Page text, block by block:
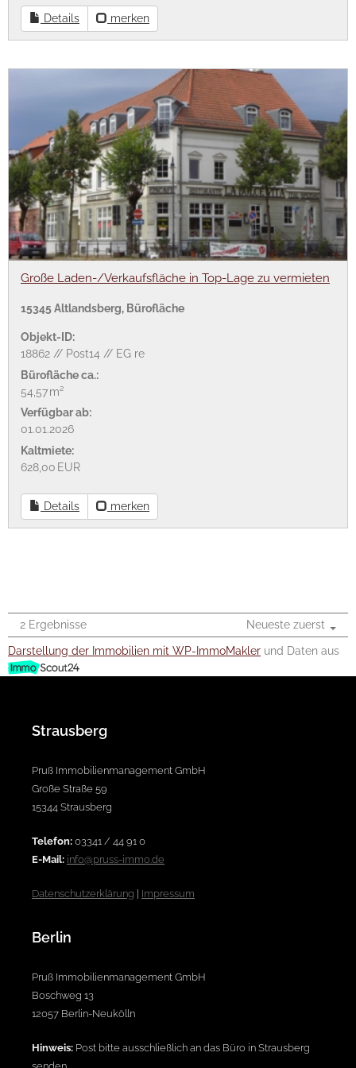
Details merken
Große Laden-/Verkaufsfläche in Top-Lage zu vermieten
15345 Altlandsberg, Bürofläche
Objekt-ID:
18862 // Post14 // EG re
Bürofläche ca.:
54,57 m²
Verfügbar ab:
01.01.2026
Kaltmiete:
628,00 EUR
Details merken
2 Ergebnisse Neueste zuerst
Darstellung der Immobilien mit WP-ImmoMakler und Daten aus
Strausberg
Pruß Immobilienmanagement GmbH
Große Straße 59
15344 Strausberg
Telefon: 03341 / 44 91 0
E-Mail: info@pruss-immo.de
Datenschutzerklärung Impressum
Berlin
Pruß Immobilienmanagement GmbH
Boschweg 13
12057 Berlin-Neukölln
Hinweis: Post bitte ausschließlich an das Büro in Strausberg